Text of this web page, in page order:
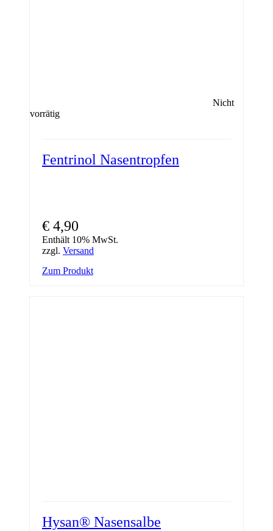
Nicht
vorrätig
Fentrinol Nasentropfen
€ 4,90
Enthält 10% MwSt.
zzgl. Versand
Zum Produkt
Hysan® Nasensalbe